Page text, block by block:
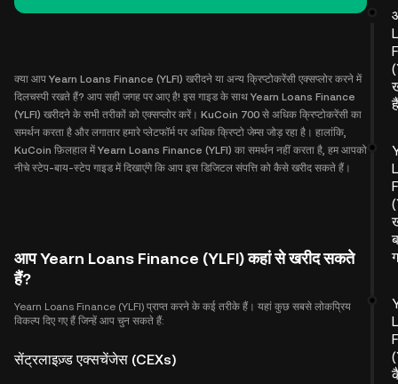
क्या आप Yearn Loans Finance (YLFI) खरीदने या अन्य क्रिप्टोकरेंसी एक्सप्लोर करने में
दिलचस्पी रखते हैं? आप सही जगह पर आए है! इस गाइड के साथ Yearn Loans Finance
(YLFI) खरीदने के सभी तरीकों को एक्सप्लोर करें। KuCoin 700 से अधिक क्रिप्टोकरेंसी का
समर्थन करता है और लगातार हमारे प्लेटफॉर्म पर अधिक क्रिप्टो जेम्स जोड़ रहा है। हालांकि,
KuCoin फ़िलहाल में Yearn Loans Finance (YLFI) का समर्थन नहीं करता है, हम आपको
नीचे स्टेप-बाय-स्टेप गाइड में दिखाएंगे कि आप इस डिजिटल संपत्ति को कैसे खरीद सकते हैं।
आप Yearn Loans Finance (YLFI) कहां से खरीद सकते
हैं?
Yearn Loans Finance (YLFI) प्राप्त करने के कई तरीके हैं। यहां कुछ सबसे लोकप्रिय
विकल्प दिए गए हैं जिन्हें आप चुन सकते हैं:
सेंट्रलाइज़्ड एक्सचेंजेस (CEXs)